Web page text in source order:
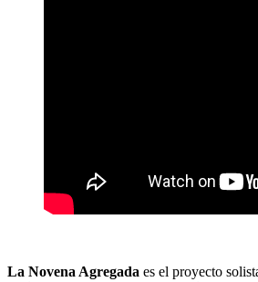
La Novena Agregada es el proyecto